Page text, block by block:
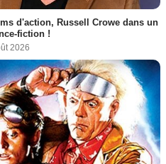
d'action, Russell Crowe dans un
fiction !
2026